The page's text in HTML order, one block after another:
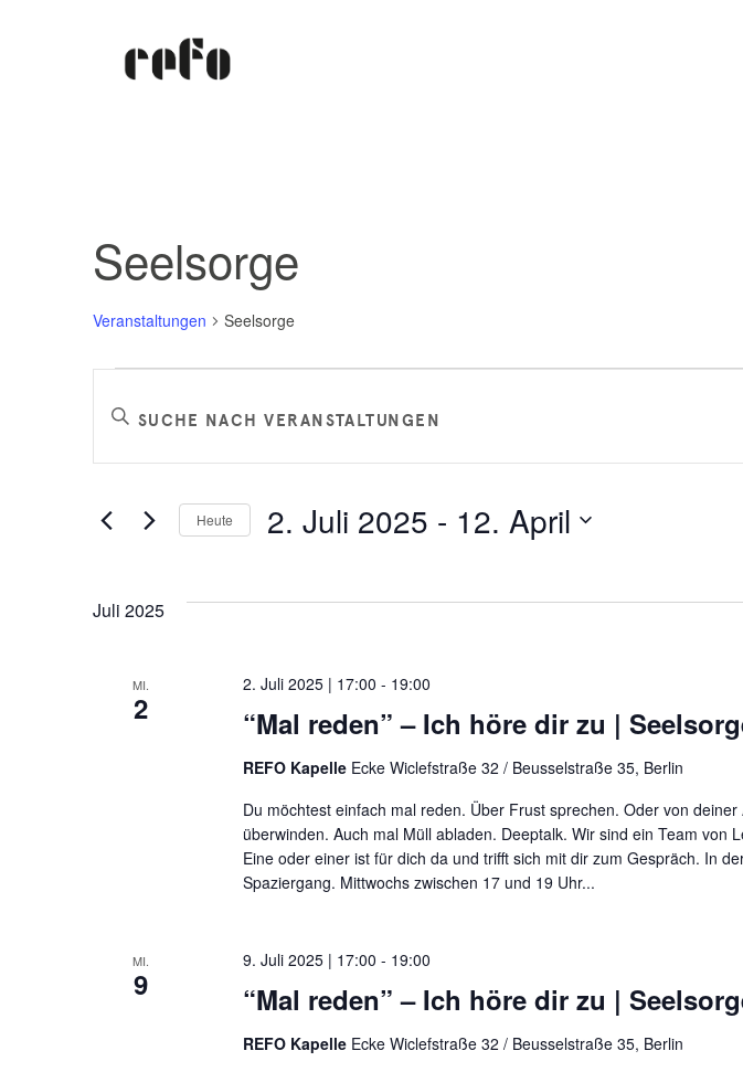
Seelsorge
Veranstaltungen Seelsorge
Veranstaltungen
Veranstaltungen
Suche
und
Ansichten,
Schlüsselwort
eingeben.
nach
Heute 2. Juli 2025 - 12. April
Juli 2025
MI.
2 “Mal reden” – Ich höre dir zu |
2. Juli 2025 | 17:00 - 19:00
REFO Kapelle Ecke Wiclefstraße 32 / Beusselstraße 35, Berlin
Du möchtest einfach mal reden. Über Frust sprechen. Oder von
überwinden. Auch mal Müll abladen. Deeptalk. Wir sind ein Team von
Eine oder einer ist für dich da und trifft sich mit dir zum Gespräch. In
Spaziergang. Mittwochs zwischen 17 und 19 Uhr...
MI.
9 “Mal reden” – Ich höre dir zu |
9. Juli 2025 | 17:00 - 19:00
REFO Kapelle Ecke Wiclefstraße 32 / Beusselstraße 35, Berlin